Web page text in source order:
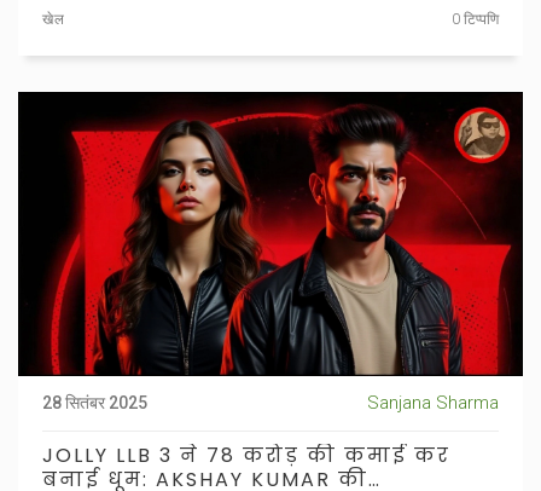
खेल 0 टिप्पणि
28 सितंबर 2025 Sanjana Sharma
JOLLY LLB 3 ने 78 करोड़ की कमाई कर
बनाई धूम: AKSHAY KUMAR की